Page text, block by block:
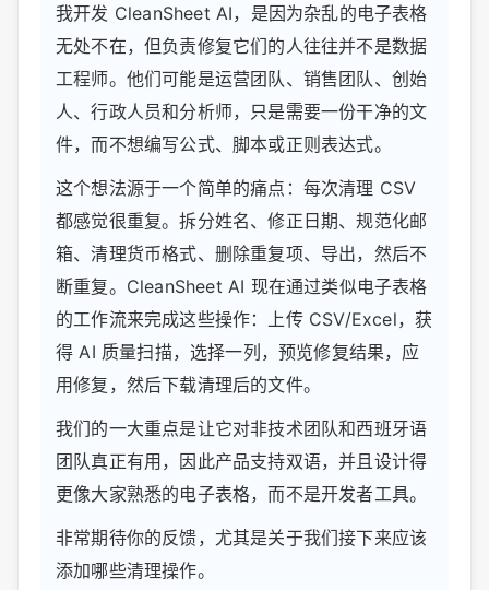
我开发 CleanSheet AI，是因为杂乱的电子表格
无处不在，但负责修复它们的人往往并不是数据
工程师。他们可能是运营团队、销售团队、创始
人、行政人员和分析师，只是需要一份干净的文
件，而不想编写公式、脚本或正则表达式。
这个想法源于一个简单的痛点：每次清理 CSV
都感觉很重复。拆分姓名、修正日期、规范化邮
箱、清理货币格式、删除重复项、导出，然后不
断重复。CleanSheet AI 现在通过类似电子表格
的工作流来完成这些操作：上传 CSV/Excel，获
得 AI 质量扫描，选择一列，预览修复结果，应
用修复，然后下载清理后的文件。
我们的一大重点是让它对非技术团队和西班牙语
团队真正有用，因此产品支持双语，并且设计得
更像大家熟悉的电子表格，而不是开发者工具。
非常期待你的反馈，尤其是关于我们接下来应该
添加哪些清理操作。